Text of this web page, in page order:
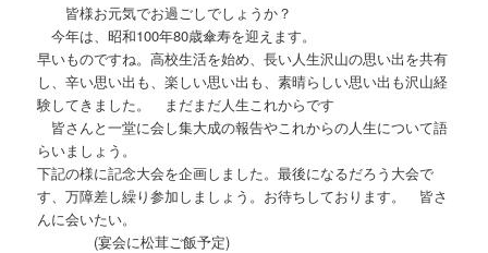
皆様お元気でお過ごしでしょうか？
今年は、昭和100年80歳傘寿を迎えます。
早いものですね。高校生活を始め、長い人生沢山の思い出を共有
し、辛い思い出も、楽しい思い出も、素晴らしい思い出も沢山経
験してきました。 まだまだ人生これからです
皆さんと一堂に会し集大成の報告やこれからの人生について語
らいましょう。
下記の様に記念大会を企画しました。最後になるだろう大会で
す、万障差し繰り参加しましょう。お待ちしております。 皆さ
んに会いたい。
(宴会に松茸ご飯予定)